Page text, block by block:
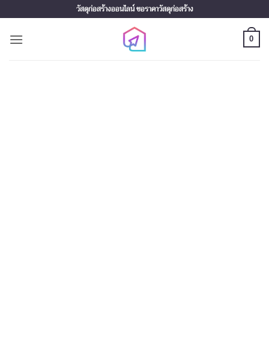
to
content
วัสดุก่อสร้างออนไลน์ ขอราคาวัสดุก่อสร้าง
0